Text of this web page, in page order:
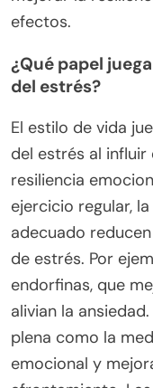
efectos.
¿Qué papel
del estrés?
El estilo de vida
del estrés al influir
resiliencia
ejercicio regular,
adecuado
de estrés. Por
endorfinas, que
alivian la
plena como la
emocional y